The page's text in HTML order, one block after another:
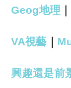
Geog地理
VA視藝
興趣還是前